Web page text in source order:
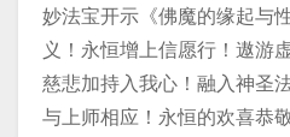
妙法宝开示《佛魔的缘起与
义！永恒增上信愿行！遨游
慈悲加持入我心！融入神圣
与上师相应！永恒的欢喜恭